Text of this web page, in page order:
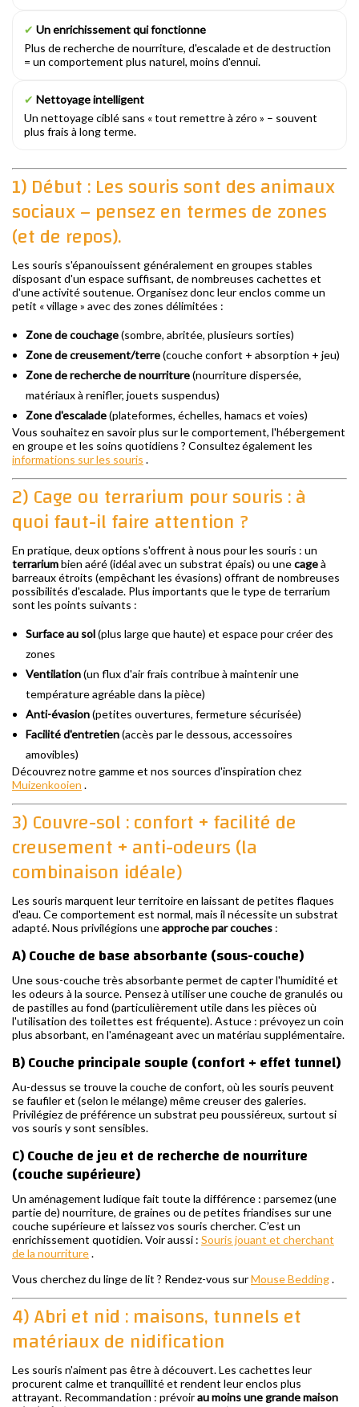
✔ Un enrichissement qui fonctionne
Plus de recherche de nourriture, d'escalade et de destruction
= un comportement plus naturel, moins d'ennui.
✔ Nettoyage intelligent
Un nettoyage ciblé sans « tout remettre à zéro » – souvent
plus frais à long terme.
1) Début : Les souris sont des animaux
sociaux – pensez en termes de zones
(et de repos).
Les souris s'épanouissent généralement en groupes stables
disposant d'un espace suffisant, de nombreuses cachettes et
d'une activité soutenue. Organisez donc leur enclos comme un
petit « village » avec des zones délimitées :
Zone de couchage(sombre, abritée, plusieurs sorties)
Zone de creusement/terre(couche confort + absorption + jeu)
Zone de recherche de nourriture(nourriture dispersée,
matériaux à renifler, jouets suspendus)
Zone d'escalade(plateformes, échelles, hamacs et voies)
Vous souhaitez en savoir plus sur le comportement, l'hébergement
en groupe et les soins quotidiens ? Consultez également les
informations sur les souris .
2) Cage ou terrarium pour souris : à
quoi faut-il faire attention ?
En pratique, deux options s'offrent à nous pour les souris : un
terrariumbien aéré (idéal avec un substrat épais) ou unecageà
barreaux étroits (empêchant les évasions) offrant de nombreuses
possibilités d'escalade. Plus importants que le type de terrarium
sont les points suivants :
Surface au sol(plus large que haute) et espace pour créer des
zones
Ventilation(un flux d'air frais contribue à maintenir une
température agréable dans la pièce)
Anti-évasion(petites ouvertures, fermeture sécurisée)
Facilité d'entretien(accès par le dessous, accessoires
amovibles)
Découvrez notre gamme et nos sources d'inspiration chez
Muizenkooien .
3) Couvre-sol : confort + facilité de
creusement + anti-odeurs (la
combinaison idéale)
Les souris marquent leur territoire en laissant de petites flaques
d'eau. Ce comportement est normal, mais il nécessite un substrat
adapté. Nous privilégions uneapproche par couches :
A) Couche de base absorbante (sous-couche)
Une sous-couche très absorbante permet de capter l'humidité et
les odeurs à la source. Pensez à utiliser une couche de granulés ou
de pastilles au fond (particulièrement utile dans les pièces où
l'utilisation des toilettes est fréquente). Astuce : prévoyez un coin
plus absorbant, en l'aménageant avec un matériau supplémentaire.
B) Couche principale souple (confort + effet tunnel)
Au-dessus se trouve la couche de confort, où les souris peuvent
se faufiler et (selon le mélange) même creuser des galeries.
Privilégiez de préférence un substrat peu poussiéreux, surtout si
vos souris y sont sensibles.
C) Couche de jeu et de recherche de nourriture
(couche supérieure)
Un aménagement ludique fait toute la différence : parsemez (une
partie de) nourriture, de graines ou de petites friandises sur une
couche supérieure et laissez vos souris chercher. C’est un
enrichissement quotidien. Voir aussi : Souris jouant et cherchant
de la nourriture.
Vous cherchez du linge de lit ? Rendez-vous surMouse Bedding.
4) Abri et nid : maisons, tunnels et
matériaux de nidification
Les souris n'aiment pas être à découvert. Les cachettes leur
procurent calme et tranquillité et rendent leur enclos plus
attrayant. Recommandation : prévoirau moins une grande maison